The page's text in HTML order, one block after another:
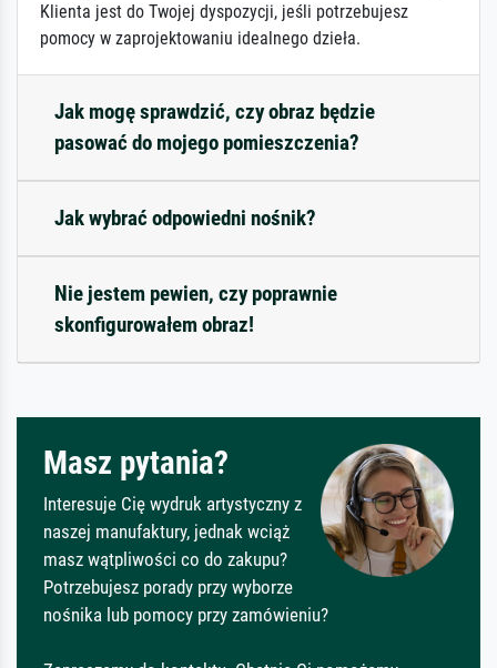
Klienta jest do Twojej dyspozycji, jeśli potrzebujesz
pomocy w zaprojektowaniu idealnego dzieła.
Jak mogę sprawdzić, czy obraz będzie
pasować do mojego pomieszczenia?
Jak wybrać odpowiedni nośnik?
Nie jestem pewien, czy poprawnie
skonfigurowałem obraz!
Masz pytania?
Interesuje Cię wydruk artystyczny z
naszej manufaktury, jednak wciąż
masz wątpliwości co do zakupu?
Potrzebujesz porady przy wyborze
nośnika lub pomocy przy zamówieniu?